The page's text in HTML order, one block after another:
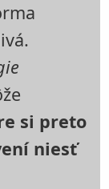
si preto
niesť